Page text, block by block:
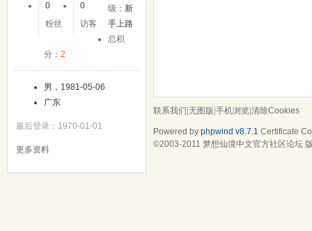
0
粉丝
0
访客
级：新
手上路
总积
分： 2
男，1981-05-06
广东
最后登录：1970-01-01
更多资料
联系我们|无图版|手机浏览|清除Cookies
Powered by phpwind v8.7.1 Certificate
©2003-2011 梦想仙境中文官方社区论坛